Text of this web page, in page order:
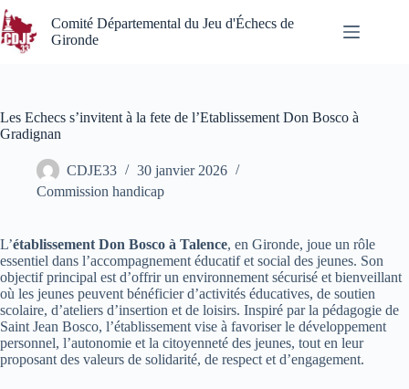
Passer
au
contenu
Comité Départemental du Jeu d'Échecs de
Gironde
Les Echecs s’invitent à la fete de l’Etablissement Don Bosco à
Gradignan
CDJE33
30 janvier 2026
Commission handicap
L’établissement Don Bosco à Talence, en Gironde, joue un rôle
essentiel dans l’accompagnement éducatif et social des jeunes. Son
objectif principal est d’offrir un environnement sécurisé et bienveillant
où les jeunes peuvent bénéficier d’activités éducatives, de soutien
scolaire, d’ateliers d’insertion et de loisirs. Inspiré par la pédagogie de
Saint Jean Bosco, l’établissement vise à favoriser le développement
personnel, l’autonomie et la citoyenneté des jeunes, tout en leur
proposant des valeurs de solidarité, de respect et d’engagement.